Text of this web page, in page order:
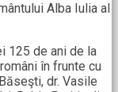
Alba Iulia al
125 de ani de la
în frunte cu
dr. Vasile